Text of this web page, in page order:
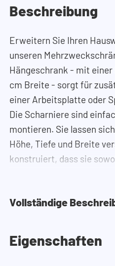
Beschreibung
Erweitern Sie Ihren
unseren
Hängeschrank - mit einer
cm Breite - sorgt für
einer Arbeitsplatte oder
Die Scharniere sind
montieren. Sie lassen
Höhe, Tiefe und Breite
konstruiert, dass sie
Hier finden Sie die
Schranks? Nutzen Sie
Ihren
Vollständige
Eigenschaften